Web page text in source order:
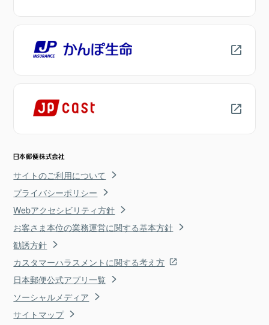
サイトのご利用について
プライバシーポリシー
Webアクセシビリティ方針
お客さま本位の業務運営に関する基本方針
勧誘方針
カスタマーハラスメントに関する考え方
日本郵便公式アプリ一覧
ソーシャルメディア
サイトマップ